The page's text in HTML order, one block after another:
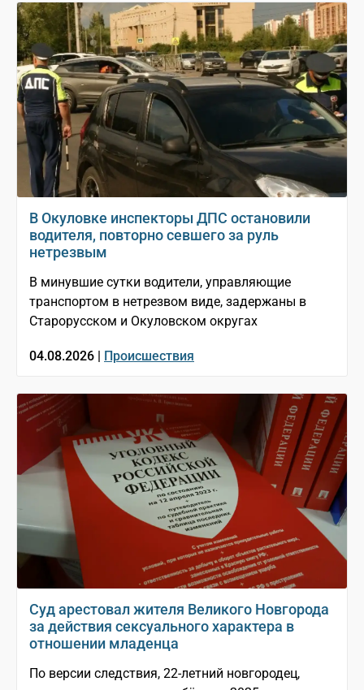
В Окуловке инспекторы ДПС остановили
водителя, повторно севшего за руль
нетрезвым
В минувшие сутки водители, управляющие
транспортом в нетрезвом виде, задержаны в
Старорусском и Окуловском округах
04.08.2026 | Происшествия
Суд арестовал жителя Великого Новгорода
за действия сексуального характера в
отношении младенца
По версии следствия, 22-летний новгородец,